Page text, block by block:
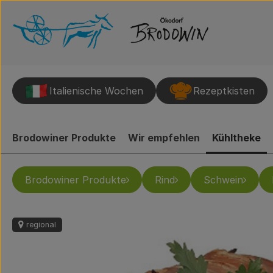
Italienische Wochen Rezeptkisten
Brodowiner Produkte Wir empfehlen Kühltheke
Brodowiner Produkte Rind Schwein
regional